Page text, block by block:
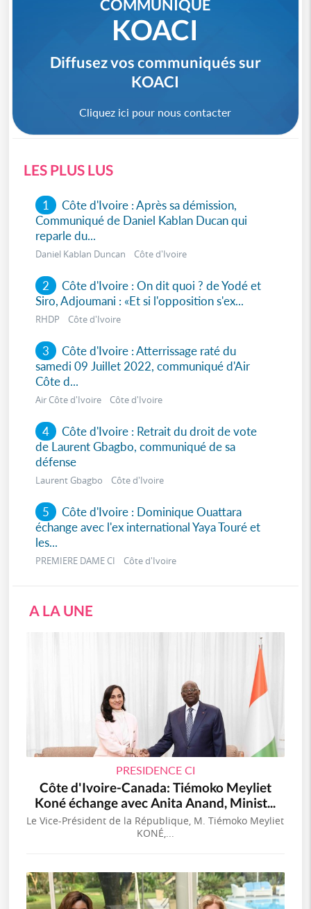
COMMUNIQUÉ
KOACI
Diffusez vos communiqués sur
KOACI
Cliquez ici pour nous contacter
LES PLUS LUS
1 Côte d'Ivoire : Après sa démission,
Communiqué de Daniel Kablan Ducan qui
reparle du...
Daniel Kablan Duncan Côte d'Ivoire
2 Côte d'Ivoire : On dit quoi ? de Yodé et
Siro, Adjoumani : «Et si l'opposition s'ex...
RHDP Côte d'Ivoire
3 Côte d'Ivoire : Atterrissage raté du
samedi 09 Juillet 2022, communiqué d'Air
Côte d...
Air Côte d'Ivoire Côte d'Ivoire
4 Côte d'Ivoire : Retrait du droit de vote
de Laurent Gbagbo, communiqué de sa
défense
Laurent Gbagbo Côte d'Ivoire
5 Côte d'Ivoire : Dominique Ouattara
échange avec l'ex international Yaya Touré et
les...
PREMIERE DAME CI Côte d'Ivoire
A LA UNE
PRESIDENCE CI
Côte d'Ivoire-Canada: Tiémoko Meyliet
Koné échange avec Anita Anand, Minist...
Le Vice-Président de la République, M. Tiémoko Meyliet
KONÉ,...